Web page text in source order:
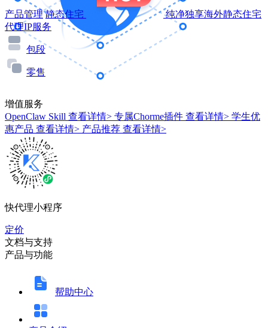
产品管理 静态住宅
纯净独享海外静态住宅
代理IP服务
包段
零售
增值服务
OpenClaw Skill 查看详情> 专属Chorme插件 查看详情> 学生优
惠产品 查看详情> 产品推荐 查看详情>
快代理小程序
定价
文档与支持
产品与功能
帮助中心